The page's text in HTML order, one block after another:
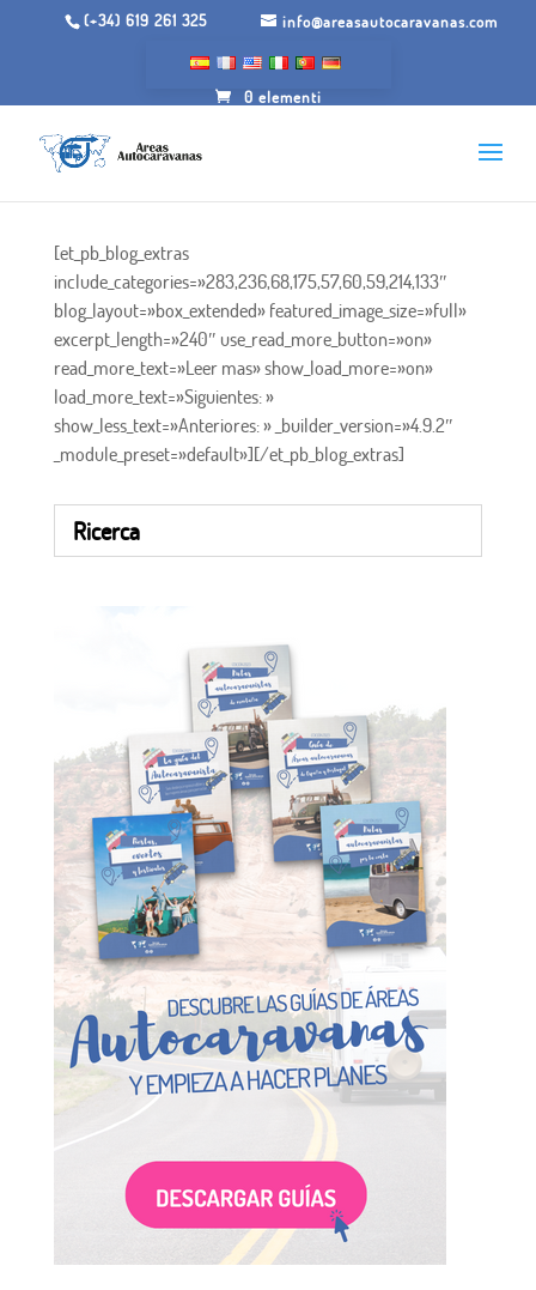
(+34) 619 261 325 info@areasautocaravanas.com
0 elementi
[et_pb_blog_extras
include_categories=»283,236,68,175,57,60,59,214,133″
blog_layout=»box_extended» featured_image_size=»full»
excerpt_length=»240″ use_read_more_button=»on»
read_more_text=»Leer mas» show_load_more=»on»
load_more_text=»Siguientes: »
show_less_text=»Anteriores: » _builder_version=»4.9.2″
_module_preset=»default»][/et_pb_blog_extras]